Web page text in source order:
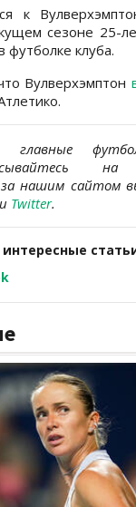
к
сезоне 25-
футболке клуба.
Вулверхэмптон
главные
нашим сайтом
и Twitter.
интересные